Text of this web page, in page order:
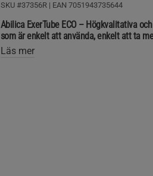
SKU #37356R | EAN 7051943735644
Abilica ExerTube ECO – Högkvalitativa
som är enkelt att använda, enkelt att ta
Läs mer